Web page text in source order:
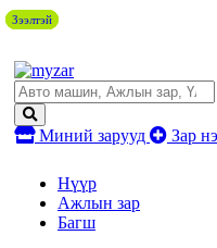
Миний зарууд Зар
Нүүр
Ажлын зар
Багш
Зээлтэй
Зээлтэй
Зээлтэй